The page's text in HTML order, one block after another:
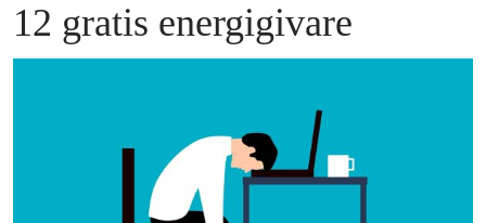
12 gratis energigivare